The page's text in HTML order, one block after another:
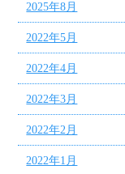
2025年8月
2022年5月
2022年4月
2022年3月
2022年2月
2022年1月